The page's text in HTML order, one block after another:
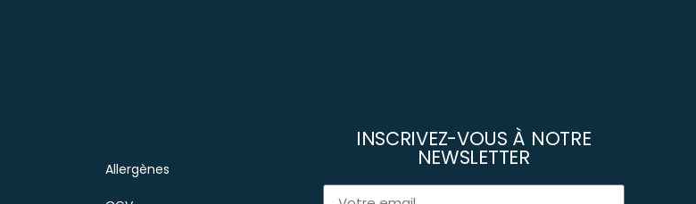
Allergènes
INSCRIVEZ-VOUS À NOTRE
NEWSLETTER